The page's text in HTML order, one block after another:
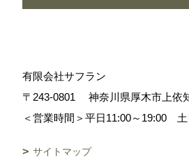
有限会社サフラン
〒243-0801
神奈川県厚木市上依
＜営業時間＞平日11:00～19:00
サイトマップ